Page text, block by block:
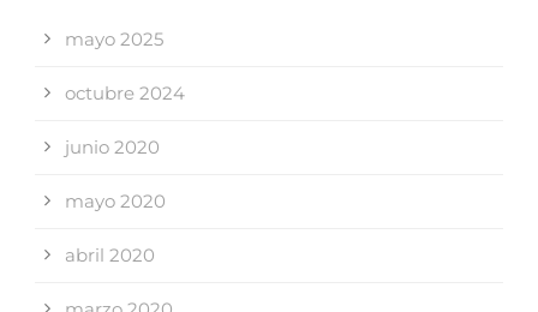
mayo 2025
octubre 2024
junio 2020
mayo 2020
abril 2020